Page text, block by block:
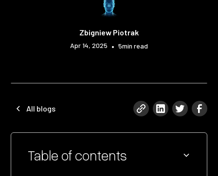
Zbigniew Piotrak
Apr 14, 2025 • 5min read
All blogs
Table of contents